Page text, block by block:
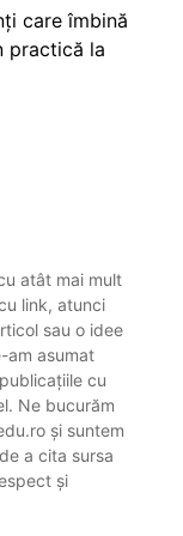
care îmbină
practică la
atât mai mult
link, atunci
sau o idee
am asumat
cu
Ne bucurăm
și suntem
a cita sursa
și